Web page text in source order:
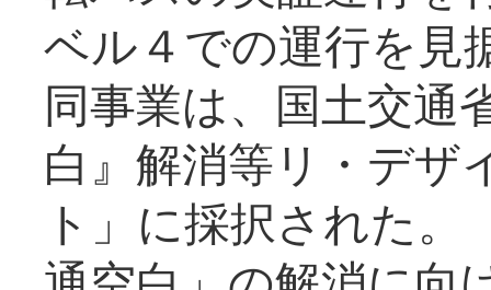
ベル４での運行を見
同事業は、国土交通
白』解消等リ・デザ
ト」に採択された